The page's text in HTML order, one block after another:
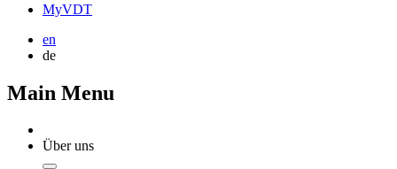
MyVDT
en
de
Main Menu
Über uns